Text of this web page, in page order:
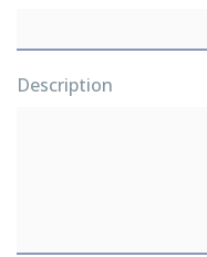
Description